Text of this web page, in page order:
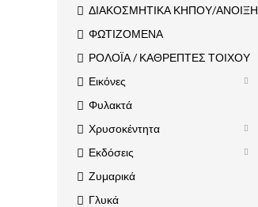
ΔΙΑΚΟΣΜΗΤΙΚΑ ΚΗΠΟΥ/ΑΝΟΙΞΗ
ΦΩΤΙΖΟΜΕΝΑ
ΡΟΛΟΪΑ / ΚΑΘΡΕΠΤΕΣ ΤΟΙΧΟΥ
Εικόνες
Φυλακτά
Χρυσοκέντητα
Εκδόσεις
Ζυμαρικά
Γλυκά